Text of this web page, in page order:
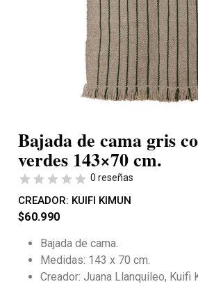
Bajada de cama gris
verdes 143×70 cm.
0 reseñas
CREADOR: KUIFI KIMUN
$60.990
Bajada de cama.
Medidas: 143 x 70 cm.
Creador: Juana Llanquileo, Kuifi